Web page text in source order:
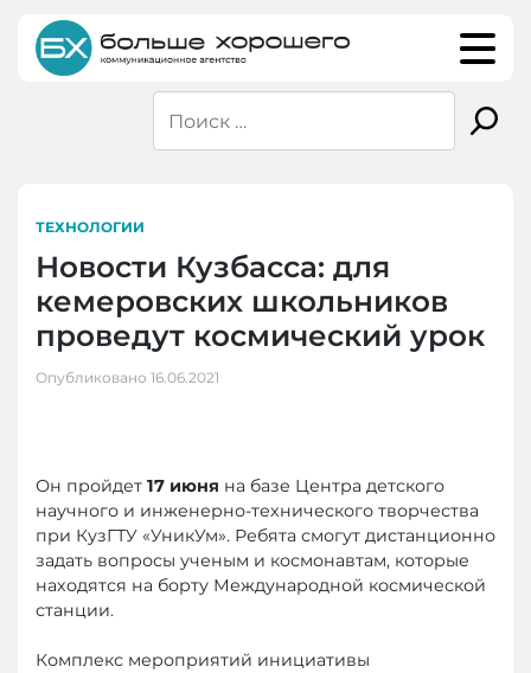
content
ТЕХНОЛОГИИ
Новости Кузбасса: для
кемеровских школьников
проведут космический урок
Опубликовано 16.06.2021
Он пройдет 17 июня на базе Центра детского
научного и инженерно-технического творчества
при КузГТУ «УникУм». Ребята смогут дистанционно
задать вопросы ученым и космонавтам, которые
находятся на борту Международной космической
станции.
Комплекс мероприятий инициативы